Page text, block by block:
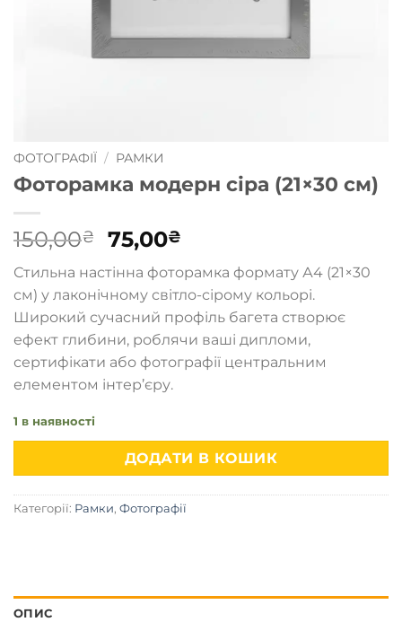
ФОТОГРАФІЇ / РАМКИ
Фоторамка модерн сіра (21×30 см)
150,00₴
Оригінальна
ціна:
150,00₴.
75,00₴
75,00₴.
Стильна настінна фоторамка формату А4 (21×30
см) у лаконічному світло-сірому кольорі.
Широкий сучасний профіль багета створює
ефект глибини, роблячи ваші дипломи,
сертифікати або фотографії центральним
елементом інтер’єру.
1 в наявності
ДОДАТИ В КОШИК
Категорії: Рамки, Фотографії
ОПИС